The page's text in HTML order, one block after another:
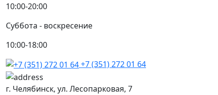
10:00-20:00
Суббота - воскресение
10:00-18:00
+7 (351) 272 01 64
г. Челябинск, ул. Лесопарковая, 7